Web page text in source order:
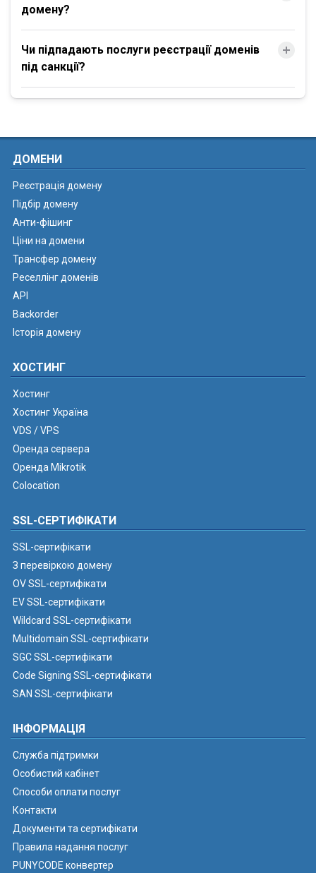
домену?
Чи підпадають послуги реєстрації доменів
під санкції?
ДОМЕНИ
Реєстрація домену
Підбір домену
Анти-фішинг
Ціни на домени
Трансфер домену
Реселлінг доменів
API
Backorder
Історія домену
ХОСТИНГ
Хостинг
Хостинг Україна
VDS / VPS
Оренда сервера
Оренда Mikrotik
Colocation
SSL-СЕРТИФІКАТИ
SSL-сертифікати
З перевіркою домену
OV SSL-сертифікати
EV SSL-сертифікати
Wildcard SSL-сертифікати
Multidomain SSL-сертифікати
SGC SSL-сертифікати
Code Signing SSL-сертифікати
SAN SSL-сертифікати
ІНФОРМАЦІЯ
Служба підтримки
Особистий кабінет
Способи оплати послуг
Контакти
Документи та сертифікати
Правила надання послуг
PUNYCODE конвертер